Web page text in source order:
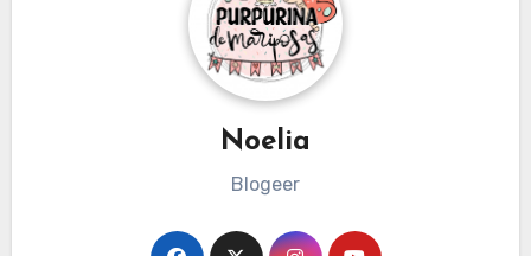
Noelia
Blogeer